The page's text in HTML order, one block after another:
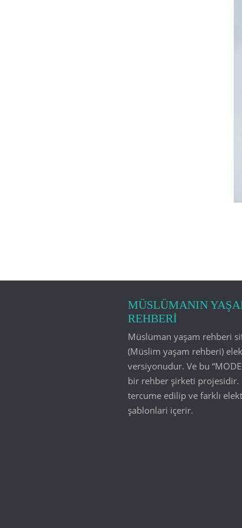
MÜSLÜMANIN
REHBERİ
Müslüman yaşam rehberi
(Müslim yaşam rehberi)
versiyonudur. Ve bu
bir rehber şirketi projesidir.
tercume edilip ve farklı
şablonlari içerir.